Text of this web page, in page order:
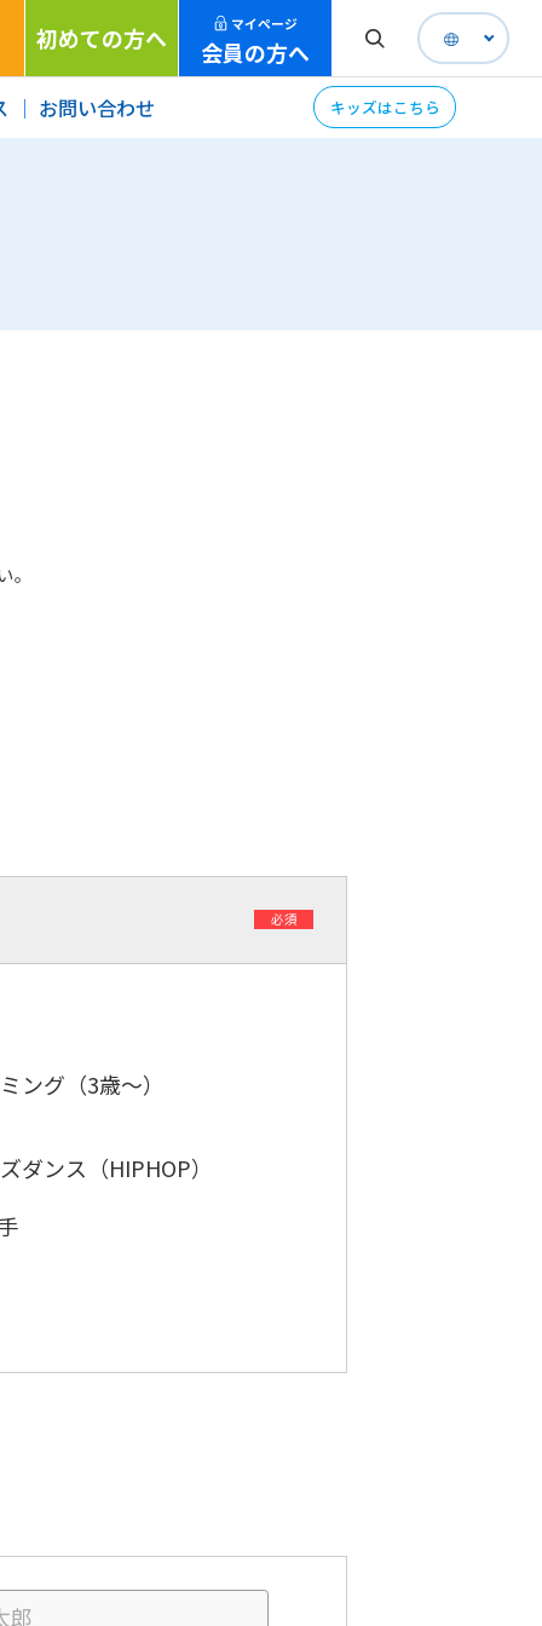
初めての方へ マイページ
会員の方へ
お問い合わせ キッズはこちら
必須
ング（3歳〜）
ダンス（HIPHOP）